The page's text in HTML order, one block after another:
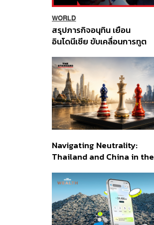
WORLD
สรุปภารกิจอนุทิน เยือน
อินโดนีเซีย ขับเคลื่อนการทูต
ส่วนยุทธศาสตร์ไทย –
อินโดนีเซีย
Navigating Neutrality:
Thailand and China in the
Order